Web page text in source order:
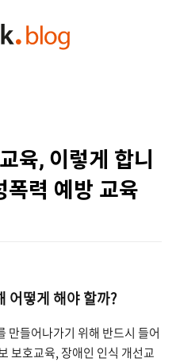
육, 이렇게 합니
력 예방 교육
어떻게 해야 할까?
만들어나가기 위해 반드시 들어
보호교육, 장애인 인식 개선교